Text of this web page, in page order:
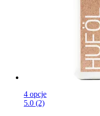
4 opcje
5.0 (2)